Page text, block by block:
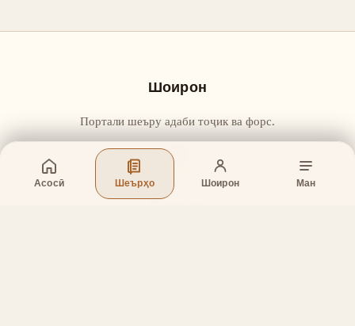
Асосӣ Шеърҳо Шоирон Ман
Шоирон
Портали шеъру адаби тоҷик ва форс.